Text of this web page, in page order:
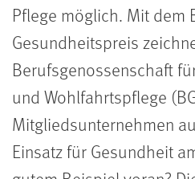
Pflege möglich. Mit dem
Gesundheitspreis
Berufsgenossenschaft
und Wohlfahrtspflege
Mitgliedsunternehmen
Einsatz für Gesundheit